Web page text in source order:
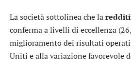
La società sottolinea che la
conferma a livelli di eccellenza
miglioramento dei risultati
Uniti e alla variazione favorevole